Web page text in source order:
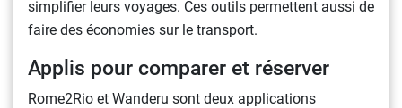
simplifier leurs voyages. Ces outils permettent aussi de
faire des économies sur le transport.
Applis pour comparer et réserver
Rome2Rio et Wanderu sont deux applications